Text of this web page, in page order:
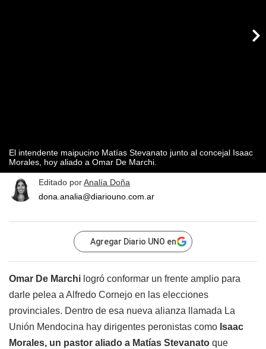
El intendente maipucino Matías Stevanato junto al concejal Isaac
Morales, hoy aliado a Omar De Marchi.
Editado porAnalía Doña
dona.analia@diariouno.com.ar
Agregar Diario UNO en
Omar De Marchi logró conformar un frente amplio para
darle pelea a Alfredo Cornejo en las elecciones
provinciales. Dentro de esa nueva alianza llamada La
Unión Mendocina hay dirigentes peronistas como Isaac
Morales, un pastor aliado a Matías Stevanato que